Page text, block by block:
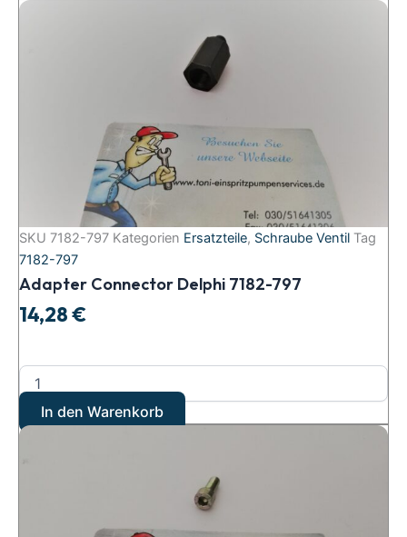
SKU 7182-797 Kategorien Ersatzteile, Schraube Ventil Tag
7182-797
Adapter Connector Delphi 7182-797
14,28€
In den Warenkorb